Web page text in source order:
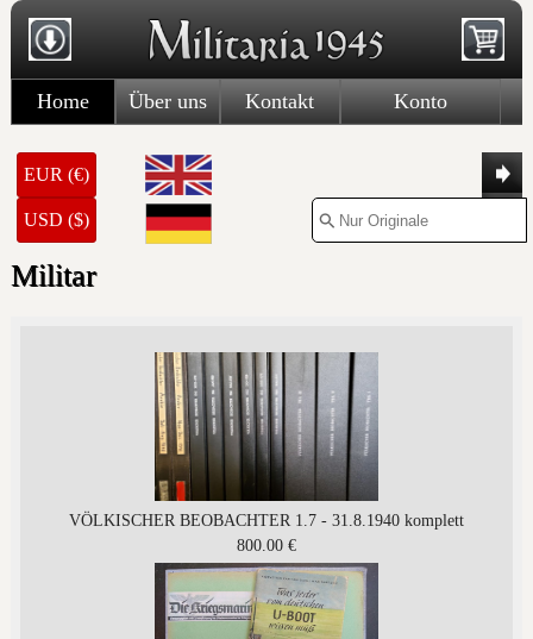
Home Über uns Kontakt Konto
EUR (€)
USD ($)
Militar
VÖLKISCHER BEOBACHTER 1.7 - 31.8.1940 komplett
800.00 €